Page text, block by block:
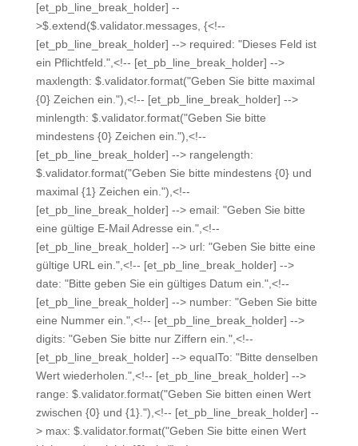
[et_pb_line_break_holder] --
>$.extend($.validator.messages, {<!--
[et_pb_line_break_holder] --> required: "Dieses Feld ist
ein Pflichtfeld.",<!-- [et_pb_line_break_holder] -->
maxlength: $.validator.format("Geben Sie bitte maximal
{0} Zeichen ein."),<!-- [et_pb_line_break_holder] -->
minlength: $.validator.format("Geben Sie bitte
mindestens {0} Zeichen ein."),<!--
[et_pb_line_break_holder] --> rangelength:
$.validator.format("Geben Sie bitte mindestens {0} und
maximal {1} Zeichen ein."),<!--
[et_pb_line_break_holder] --> email: "Geben Sie bitte
eine gültige E-Mail Adresse ein.",<!--
[et_pb_line_break_holder] --> url: "Geben Sie bitte eine
gültige URL ein.",<!-- [et_pb_line_break_holder] -->
date: "Bitte geben Sie ein gültiges Datum ein.",<!--
[et_pb_line_break_holder] --> number: "Geben Sie bitte
eine Nummer ein.",<!-- [et_pb_line_break_holder] -->
digits: "Geben Sie bitte nur Ziffern ein.",<!--
[et_pb_line_break_holder] --> equalTo: "Bitte denselben
Wert wiederholen.",<!-- [et_pb_line_break_holder] -->
range: $.validator.format("Geben Sie bitten einen Wert
zwischen {0} und {1}."),<!-- [et_pb_line_break_holder] --
> max: $.validator.format("Geben Sie bitte einen Wert